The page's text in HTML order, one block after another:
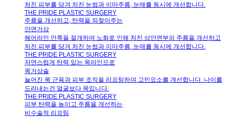
처진 피부를 당겨 처진 눈썹과 이마주름, 눈매를 동시에 개선합니다.
THE PRIDE PLASTIC SURGERY
주름을 개선하고, 탄력을 되찾아주는
안면거상
헤어라인 안쪽을 절개하여 노화로 인해 처진 상안면부의 주름을 개선하고
처진 피부를 당겨 처진 눈썹과 이마주름, 눈매를 동시에 개선합니다.
THE PRIDE PLASTIC SURGERY
자연스럽게 탄력 있는 목라인으로
목거상술
늘어진 목 근육과 피부 조직을 리프팅하여 고민요소를 개선합니다. 나이를
드러내는건 얼굴보다 목입니다.
THE PRIDE PLASTIC SURGERY
피부 탄력을 높이고 주름을 개선하는
비수술적 리프팅